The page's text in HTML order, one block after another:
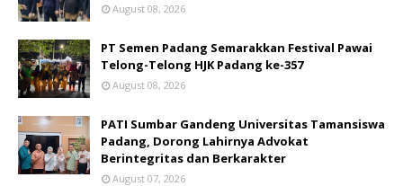
August 08, 2026
PT Semen Padang Semarakkan Festival Pawai
Telong-Telong HJK Padang ke-357
August 08, 2026
PATI Sumbar Gandeng Universitas Tamansiswa
Padang, Dorong Lahirnya Advokat
Berintegritas dan Berkarakter
August 07, 2026